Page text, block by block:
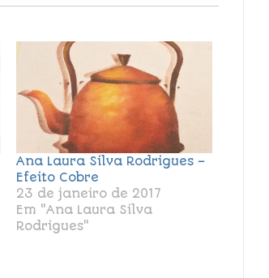
Ana Laura Silva Rodrigues –
Efeito Cobre
23 de janeiro de 2017
Em "Ana Laura Silva
Rodrigues"